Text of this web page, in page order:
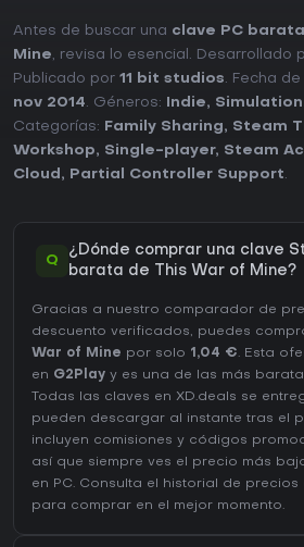
Antes de buscar una clave PC
Mine, revisa lo esencial. Desarrollado
Publicado por 11 bit studios. Fecha
nov 2014. Géneros: Indie, Simulation
Categorías:
Family Sharing, Steam
Workshop, Single-player, Steam
Cloud , Partial Controller Support.
Q
¿Dónde comprar una clave
barata de This War of Mine?
Gracias a nuestro comparador de
descuento verificados, puedes
War of Mine por solo 1,04 €. Esta
en G2Play y es una de las más
Todas las claves en XD.deals se
pueden descargar al instante tras el
incluyen comisiones y códigos
así que siempre ves el precio más
en PC. Consulta el
historial de precios
para comprar en el mejor momento.